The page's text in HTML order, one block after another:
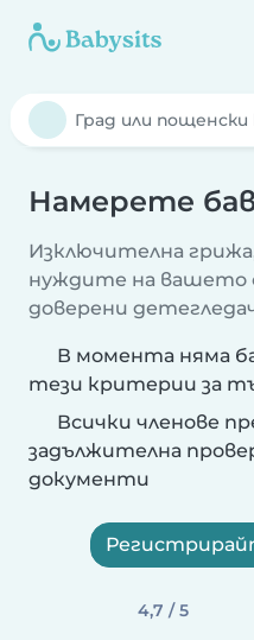
Намерете
Изключителна
нуждите на вашето
доверени
В момента няма
тези критерии за
Всички членове
задължителна
документи
4,7 / 5